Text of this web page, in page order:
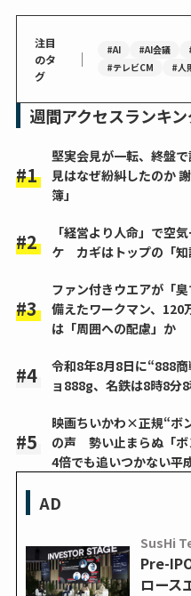
注目
のタ
グ
｜ #AI #AI会議
#テレビCM
#人
週間アクセスランキ
堅実会見が一転、終盤
見はなぜ紛糾したのか
簿」
「経営より人命」で空
ケ カギはトップの「知
ファン付きウエアが「
備えたワークマン、
は「周囲への配慮」か
令和8年8月8日に“888
ョ888g、名鉄は8時8分
映画ちいかわ×正規“ボ
の声 勢い止まらぬ「ボ
4倍でも追いつかない平
AD
SusHi
Pre-
ロース